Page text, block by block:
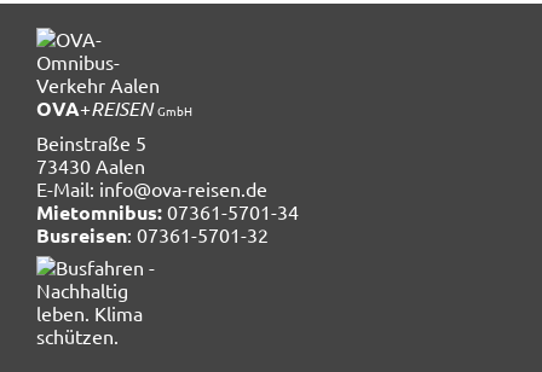
OVA+REISEN GmbH
Beinstraße 5
73430 Aalen
E-Mail: info@ova-reisen.de
Mietomnibus: 07361-5701-34
Busreisen: 07361-5701-32